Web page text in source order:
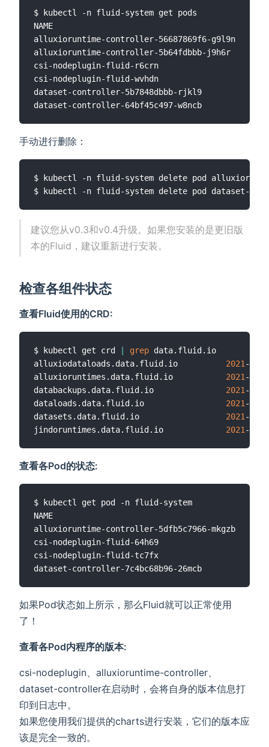
$ kubectl -n fluid-system get pods
NAME                                         READY
alluxioruntime-controller-56687869f6-g9l9n
alluxioruntime-controller-5b64fdbbb-j9h6r
csi-nodeplugin-fluid-r6crn
csi-nodeplugin-fluid-wvhdn
dataset-controller-5b7848dbbb-rjkl9
dataset-controller-64bf45c497-w8ncb
手动进行删除：
$ kubectl -n fluid-system delete pod
建议您从v0.3和v0.4升级。如果您安装的是更旧版
本的Fluid，建议重新进行安装。
检查各组件状态
查看Fluid使用的CRD:
$ kubectl get crd grep data.fluid.io
alluxiodataloads.data.fluid.io 2021 -03-
alluxioruntimes.data.fluid.io 2021 -03-
databackups.data.fluid.io 2021 -03-
dataloads.data.fluid.io 2021 -03-
datasets.data.fluid.io 2021 -03-
jindoruntimes.data.fluid.io 2021
查看各Pod的状态:
$ kubectl get pod -n fluid-system
NAME                                         READY
alluxioruntime-controller-5dfb5c7966-mkgzb
csi-nodeplugin-fluid-64h69
csi-nodeplugin-fluid-tc7fx
dataset-controller-7c4bc68b96-26mcb
如果Pod状态如上所示，那么Fluid就可以正常使用
了！
查看各Pod内程序的版本:
csi-nodeplugin、alluxioruntime-controller、
dataset-controller在启动时，会将自身的版本信息打
印到日志中。
如果您使用我们提供的charts进行安装，它们的版本应
该是完全一致的。